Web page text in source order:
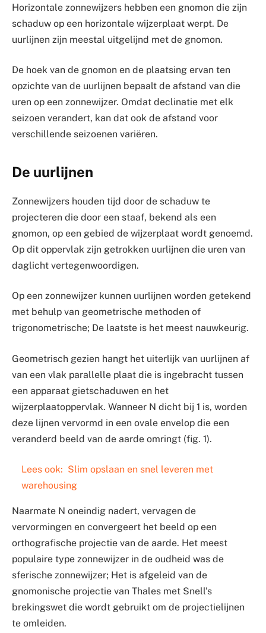
Horizontale zonnewijzers hebben een gnomon die zijn
schaduw op een horizontale wijzerplaat werpt. De
uurlijnen zijn meestal uitgelijnd met de gnomon.
De hoek van de gnomon en de plaatsing ervan ten
opzichte van de uurlijnen bepaalt de afstand van die
uren op een zonnewijzer. Omdat declinatie met elk
seizoen verandert, kan dat ook de afstand voor
verschillende seizoenen variëren.
De uurlijnen
Zonnewijzers houden tijd door de schaduw te
projecteren die door een staaf, bekend als een
gnomon, op een gebied de wijzerplaat wordt genoemd.
Op dit oppervlak zijn getrokken uurlijnen die uren van
daglicht vertegenwoordigen.
Op een zonnewijzer kunnen uurlijnen worden getekend
met behulp van geometrische methoden of
trigonometrische; De laatste is het meest nauwkeurig.
Geometrisch gezien hangt het uiterlijk van uurlijnen af
van een vlak parallelle plaat die is ingebracht tussen
een apparaat gietschaduwen en het
wijzerplaatoppervlak. Wanneer N dicht bij 1 is, worden
deze lijnen vervormd in een ovale envelop die een
veranderd beeld van de aarde omringt (fig. 1).
Lees ook: Slim opslaan en snel leveren met
warehousing
Naarmate N oneindig nadert, vervagen de
vervormingen en convergeert het beeld op een
orthografische projectie van de aarde. Het meest
populaire type zonnewijzer in de oudheid was de
sferische zonnewijzer; Het is afgeleid van de
gnomonische projectie van Thales met Snell’s
brekingswet die wordt gebruikt om de projectielijnen
te omleiden.